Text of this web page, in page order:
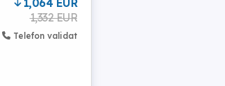
1,064 EUR
1,332 EUR
Telefon validat